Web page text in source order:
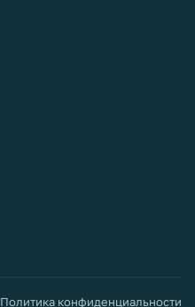
Политика конфиденциальности